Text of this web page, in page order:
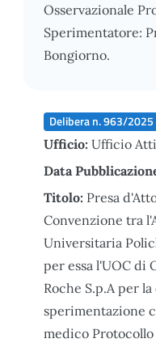
Osservazionale
Sperimentatore:
Bongiorno.
Delibera n. 963/2025
Ufficio: Ufficio
Data
Titolo: Presa
Convenzione tra
Universitaria
per essa l'UOC di
Roche S.p.A per
sperimentazione
medico Protocollo